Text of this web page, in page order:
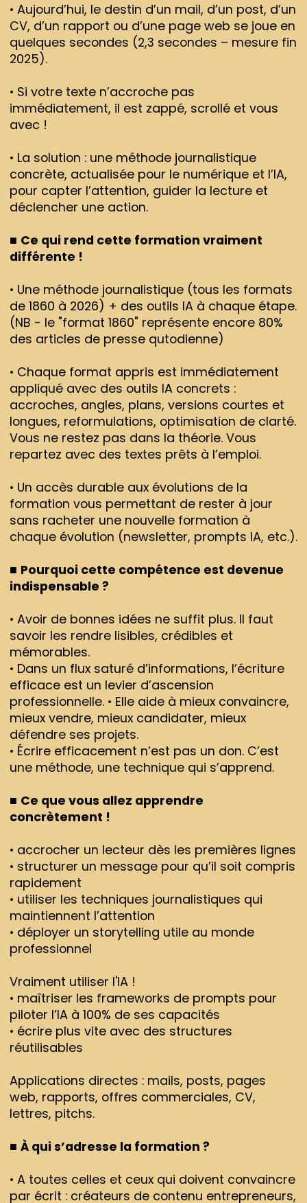
• Aujourd’hui, le destin d’un mail, d’un post, d’un
CV, d’un rapport ou d’une page web se joue en
quelques secondes (2,3 secondes – mesure fin
2025).
• Si votre texte n’accroche pas
immédiatement, il est zappé, scrollé et vous
avec !
• La solution : une méthode journalistique
concrète, actualisée pour le numérique et l’IA,
pour capter l’attention, guider la lecture et
déclencher une action.
■ Ce qui rend cette formation vraiment
différente !
• Une méthode journalistique (tous les formats
de 1860 à 2026) + des outils IA à chaque étape.
(NB - le "format 1860" représente encore 80%
des articles de presse qutodienne)
• Chaque format appris est immédiatement
appliqué avec des outils IA concrets :
accroches, angles, plans, versions courtes et
longues, reformulations, optimisation de clarté.
Vous ne restez pas dans la théorie. Vous
repartez avec des textes prêts à l’emploi.
• Un accès durable aux évolutions de la
formation vous permettant de rester à jour
sans racheter une nouvelle formation à
chaque évolution (newsletter, prompts IA, etc.).
■ Pourquoi cette compétence est devenue
indispensable ?
• Avoir de bonnes idées ne suffit plus. Il faut
savoir les rendre lisibles, crédibles et
mémorables.
• Dans un flux saturé d’informations, l’écriture
efficace est un levier d’ascension
professionnelle. • Elle aide à mieux convaincre,
mieux vendre, mieux candidater, mieux
défendre ses projets.
• Écrire efficacement n’est pas un don. C’est
une méthode, une technique qui s’apprend.
■ Ce que vous allez apprendre
concrètement !
• accrocher un lecteur dès les premières lignes
• structurer un message pour qu’il soit compris
rapidement
• utiliser les techniques journalistiques qui
maintiennent l’attention
• déployer un storytelling utile au monde
professionnel
Vraiment utiliser l'IA !
• maîtriser les frameworks de prompts pour
piloter l’IA à 100% de ses capacités
• écrire plus vite avec des structures
réutilisables
Applications directes : mails, posts, pages
web, rapports, offres commerciales, CV,
lettres, pitchs.
■ À qui s’adresse la formation ?
• A toutes celles et ceux qui doivent convaincre
par écrit : créateurs de contenu entrepreneurs,